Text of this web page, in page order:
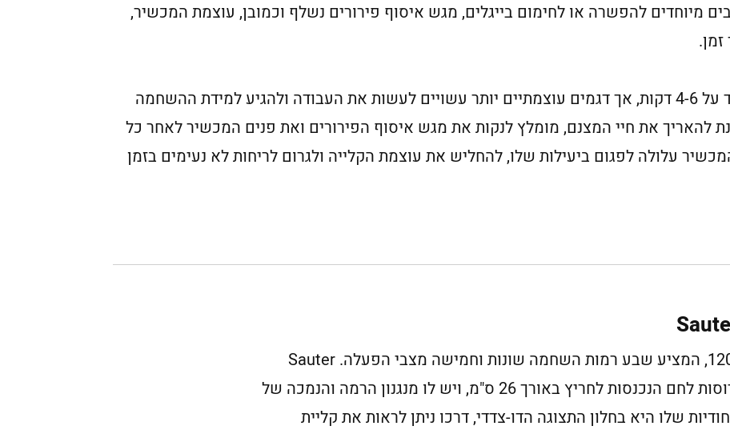
מיוחדים להפשרה או לחימום בייגלים, מגש איסוף פירורים נשלף וכמובן, עוצמת המכשיר,
משך הזמן המומלץ לקליית לחם עומד על 4-6 דקות, אך דגמים עוצמתיים יותר עשויים לעשות את העבודה ולהגיע למידת ההשחמה
בלבד. על מנת להאריך את חיי המצנם, מומלץ לנקות את מגש איסוף הפירורים ואת פנים המכשיר לאחר כל
עלולה לפגום ביעילות שלו, להחליש את עוצמת הקלייה ולגרום לריחות לא נעימים בזמן
מצנם מבית סאוטר בהספק של 1200W, המציע שבע רמות השחמה שונות וחמישה מצבי הפעלה. Sauter
TT9000 מתאים לקלייה של שתי פרוסות לחם הנכנסות לחריץ באורך 26 ס"מ, ויש לו מנגנון הרמה והנמכה של
שלו היא בחלון התצוגה הדו-צדדי, דרכו ניתן לראות את קליית